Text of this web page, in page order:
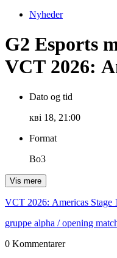
Nyheder
G2 Esports
VCT 2026:
Dato og tid
кві 18, 21:00
Format
Bo3
Vis mere
VCT 2026: Americas Stage 1
gruppe alpha / opening
0 Kommentarer